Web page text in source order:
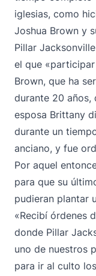
iglesias, como
Joshua Brown y
Pillar
el que «participar
Brown, que ha
durante 20 años,
esposa Brittany
durante un
anciano, y fue
Por aquel
para que su
pudieran plantar
«Recibí órdenes
donde Pillar
uno de nuestros
para ir al culto